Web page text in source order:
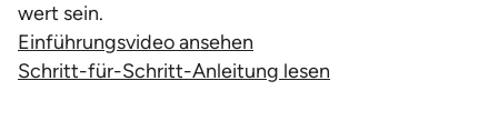
wert sein.
Einführungsvideo ansehen
Schritt-für-Schritt-Anleitung lesen